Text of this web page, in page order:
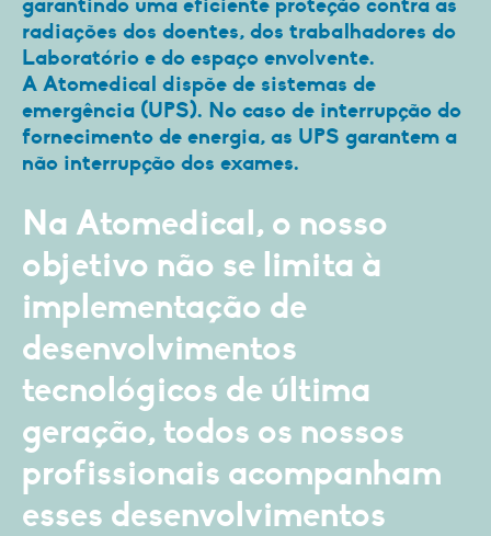
radiações dos doentes, dos trabalhadores do
Laboratório e do espaço envolvente.
A Atomedical dispõe de sistemas de
emergência (UPS). No caso de interrupção do
fornecimento de energia, as UPS garantem a
não interrupção dos exames.
Na Atomedical, o nosso
objetivo não se limita à
implementação de
desenvolvimentos
tecnológicos de última
geração, todos os nossos
profissionais acompanham
esses desenvolvimentos